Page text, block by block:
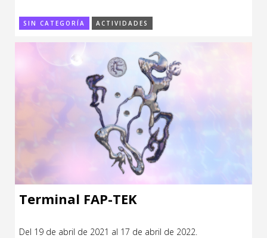
SIN CATEGORÍA ACTIVIDADES
Terminal FAP-TEK
Del 19 de abril de 2021 al 17 de abril de 2022.